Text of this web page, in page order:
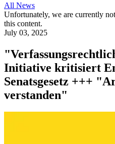
All News
Unfortunately, we are currently
this content.
July 03, 2025
Initiative kritisiert
Senatsgesetz +++
verstanden"